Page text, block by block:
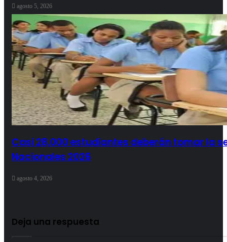
agosto 5, 2026
Casi 28,000 estudiantes deberán tomar la
Nacionales 2026
agosto 4, 2026
Deja una respuesta